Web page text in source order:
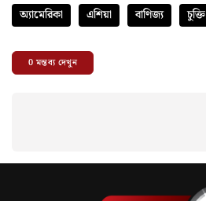
অ্যামেরিকা এশিয়া বাণিজ্য চুক্তি
0মন্তব্য দেখুন